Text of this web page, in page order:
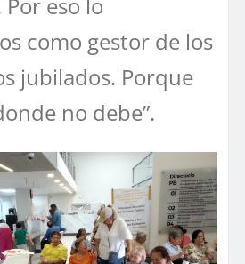
eso lo
como gestor de los
jubilados. Porque
no debe”.